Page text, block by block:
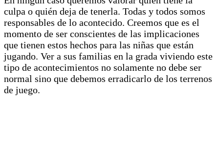
culpa o quién deja de tenerla. Todas y todos somos
responsables de lo acontecido. Creemos que es el
momento de ser conscientes de las implicaciones
que tienen estos hechos para las niñas que están
jugando. Ver a sus familias en la grada viviendo este
tipo de acontecimientos no solamente no debe ser
normal sino que debemos erradicarlo de los terrenos
de juego.